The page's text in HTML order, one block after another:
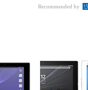
Recommended by